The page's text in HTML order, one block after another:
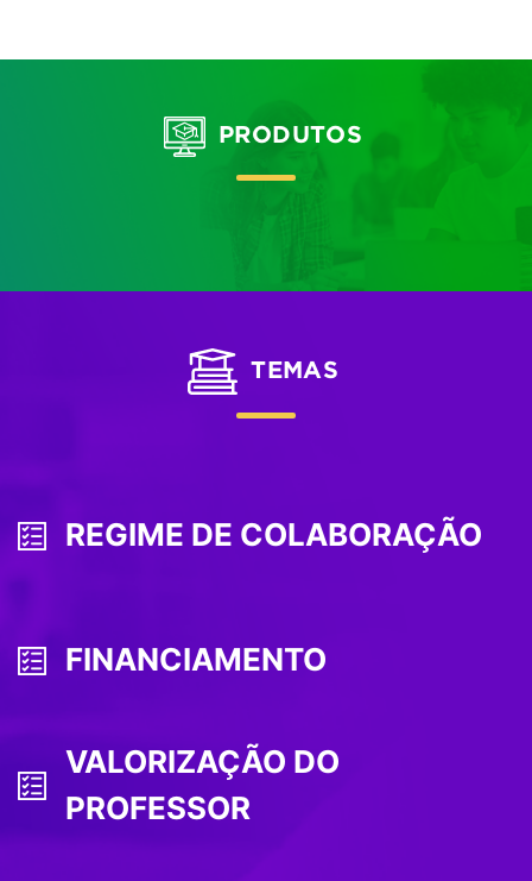
PRODUTOS
TEMAS
REGIME DE COLABORAÇÃO
FINANCIAMENTO
VALORIZAÇÃO DO
PROFESSOR